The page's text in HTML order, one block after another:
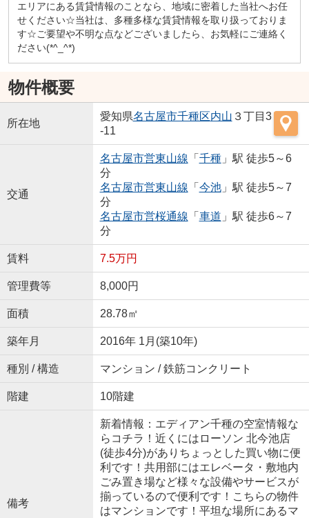
エリアにある賃貸情報のことなら、地域に密着した当社へお任
せください☆当社は、多種多様な賃貸情報を取り扱っておりま
す☆ご要望や不明な点などございましたら、お気軽にご連絡く
ださい(*^_^*)
物件概要
所在地
愛知県名古屋市千種区内山 ３丁目3
-11
交通
名古屋市営東山線 「 千種」駅 徒歩5～6
分
名古屋市営東山線 「 今池」駅 徒歩5～7
分
名古屋市営桜通線 「 車道 」駅 徒歩6～7
分
賃料 7.5万円
管理費等 8,000円
面積 28.78㎡
築年月 2016年 1月(築10年)
種別 / 構造 マンション / 鉄筋コンクリート
階建 10階建
備考
新着情報：エディアン千種の空室情報な
らコチラ！近くにはローソン 北今池店
(徒歩4分)がありちょっとした買い物に便
利です！共用部にはエレベータ・敷地内
ごみ置き場など様々な設備やサービスが
揃っているので便利です！こちらの物件
はマンションです！平坦な場所にあるマ